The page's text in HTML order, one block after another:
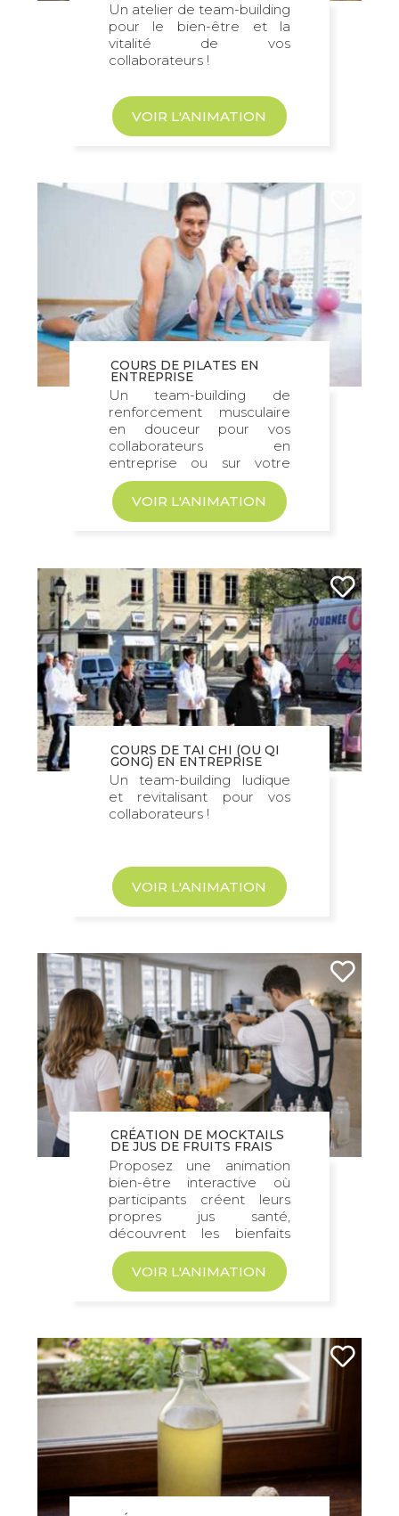
Un atelier de team-building
pour le bien-être et la
vitalité de vos
collaborateurs !
VOIR L'ANIMATION
COURS DE PILATES EN
ENTREPRISE
Un team-building de
renforcement musculaire
en douceur pour vos
collaborateurs en
entreprise ou sur votre
événement !
VOIR L'ANIMATION
COURS DE TAI CHI (OU QI
GONG) EN ENTREPRISE
Un team-building ludique
et revitalisant pour vos
collaborateurs !
VOIR L'ANIMATION
CRÉATION DE MOCKTAILS
DE JUS DE FRUITS FRAIS
Proposez une animation
bien-être interactive où
participants créent leurs
propres jus santé,
découvrent les bienfaits
nutritionnels des
ingrédients...VOIR L'ANIMATION